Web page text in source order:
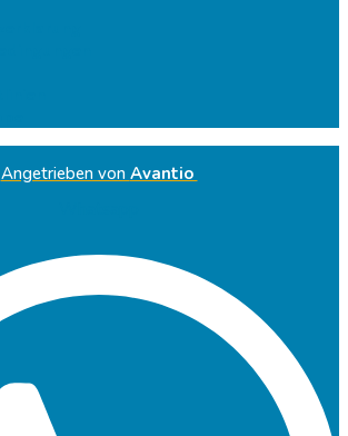
Angetrieben von Avantio